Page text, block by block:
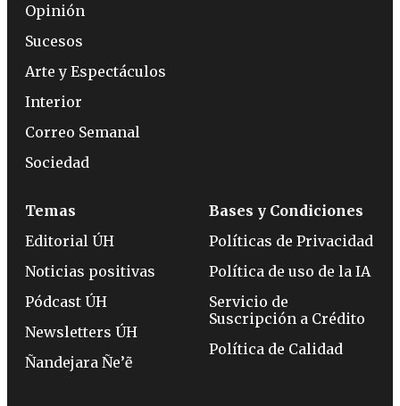
Opinión
Sucesos
Arte y Espectáculos
Interior
Correo Semanal
Sociedad
Temas
Editorial ÚH
Noticias positivas
Pódcast ÚH
Newsletters ÚH
Ñandejara Ñe’ẽ
Bases y Condiciones
Políticas de Privacidad
Política de uso de la IA
Servicio de
Suscripción a Crédito
Política de Calidad